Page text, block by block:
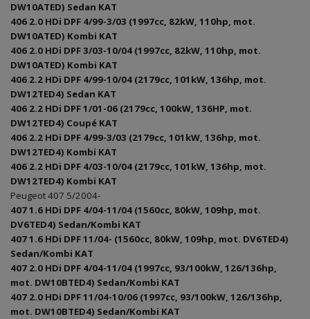
DW10ATED) Sedan KAT
406 2.0 HDi DPF 4/99-3/03 (1997cc, 82kW, 110hp, mot.
DW10ATED) Kombi KAT
406 2.0 HDi DPF 3/03-10/04 (1997cc, 82kW, 110hp, mot.
DW10ATED) Kombi KAT
406 2.2 HDi DPF 4/99-10/04 (2179cc, 101kW, 136hp, mot.
DW12TED4) Sedan KAT
406 2.2 HDi DPF 1/01-06 (2179cc, 100kW, 136HP, mot.
DW12TED4) Coupé KAT
406 2.2 HDi DPF 4/99-3/03 (2179cc, 101kW, 136hp, mot.
DW12TED4) Kombi KAT
406 2.2 HDi DPF 4/03-10/04 (2179cc, 101kW, 136hp, mot.
DW12TED4) Kombi KAT
Peugeot 407 5/2004-
407 1.6 HDi DPF 4/04-11/04 (1560cc, 80kW, 109hp, mot.
DV6TED4) Sedan/Kombi KAT
407 1.6 HDi DPF 11/04- (1560cc, 80kW, 109hp, mot. DV6TED4)
Sedan/Kombi KAT
407 2.0 HDi DPF 4/04-11/04 (1997cc, 93/100kW, 126/136hp,
mot. DW10BTED4) Sedan/Kombi KAT
407 2.0 HDi DPF 11/04-10/06 (1997cc, 93/100kW, 126/136hp,
mot. DW10BTED4) Sedan/Kombi KAT